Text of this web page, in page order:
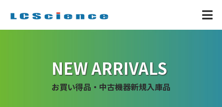
NEW ARRIVALS
お買い得品・中古機器新規入庫品